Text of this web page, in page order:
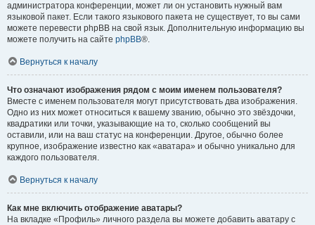
администратора конференции, может ли он установить нужный вам
языковой пакет. Если такого языкового пакета не существует, то вы сами
можете перевести phpBB на свой язык. Дополнительную информацию вы
можете получить на сайте phpBB®.
Вернуться к началу
Что означают изображения рядом с моим именем пользователя?
Вместе с именем пользователя могут присутствовать два изображения.
Одно из них может относиться к вашему званию, обычно это звёздочки,
квадратики или точки, указывающие на то, сколько сообщений вы
оставили, или на ваш статус на конференции. Другое, обычно более
крупное, изображение известно как «аватара» и обычно уникально для
каждого пользователя.
Вернуться к началу
Как мне включить отображение аватары?
На вкладке «Профиль» личного раздела вы можете добавить аватару с